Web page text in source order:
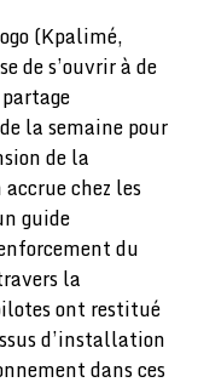
(Kpalimé,
de s’ouvrir à de
la semaine pour
de la
chez les
guide
du
la
ont restitué
d’installation
dans ces